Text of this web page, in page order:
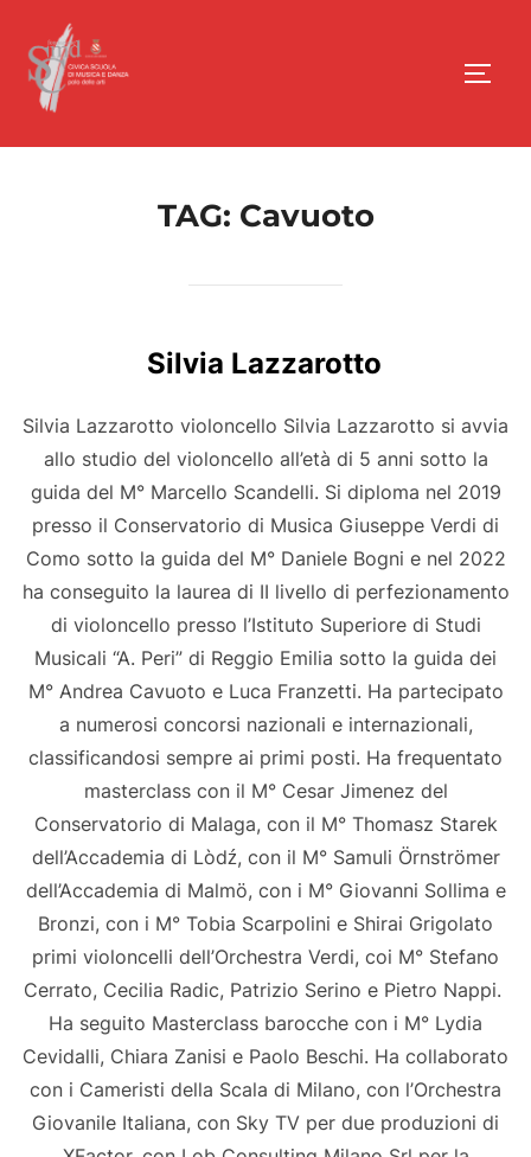
contenuto
TAG: Cavuoto
Silvia Lazzarotto
Silvia Lazzarotto violoncello Silvia Lazzarotto si avvia
allo studio del violoncello all’età di 5 anni sotto la
guida del M° Marcello Scandelli. Si diploma nel 2019
presso il Conservatorio di Musica Giuseppe Verdi di
Como sotto la guida del M° Daniele Bogni e nel 2022
ha conseguito la laurea di II livello di perfezionamento
di violoncello presso l’Istituto Superiore di Studi
Musicali “A. Peri” di Reggio Emilia sotto la guida dei
M° Andrea Cavuoto e Luca Franzetti. Ha partecipato
a numerosi concorsi nazionali e internazionali,
classificandosi sempre ai primi posti. Ha frequentato
masterclass con il M° Cesar Jimenez del
Conservatorio di Malaga, con il M° Thomasz Starek
dell’Accademia di Lòdź, con il M° Samuli Örnströmer
dell’Accademia di Malmö, con i M° Giovanni Sollima e
Bronzi, con i M° Tobia Scarpolini e Shirai Grigolato
primi violoncelli dell’Orchestra Verdi, coi M° Stefano
Cerrato, Cecilia Radic, Patrizio Serino e Pietro Nappi.
Ha seguito Masterclass barocche con i M° Lydia
Cevidalli, Chiara Zanisi e Paolo Beschi. Ha collaborato
con i Cameristi della Scala di Milano, con l’Orchestra
Giovanile Italiana, con Sky TV per due produzioni di